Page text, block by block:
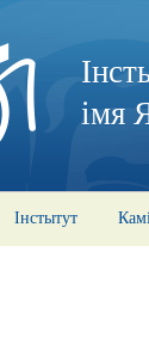
імя
Інстытут